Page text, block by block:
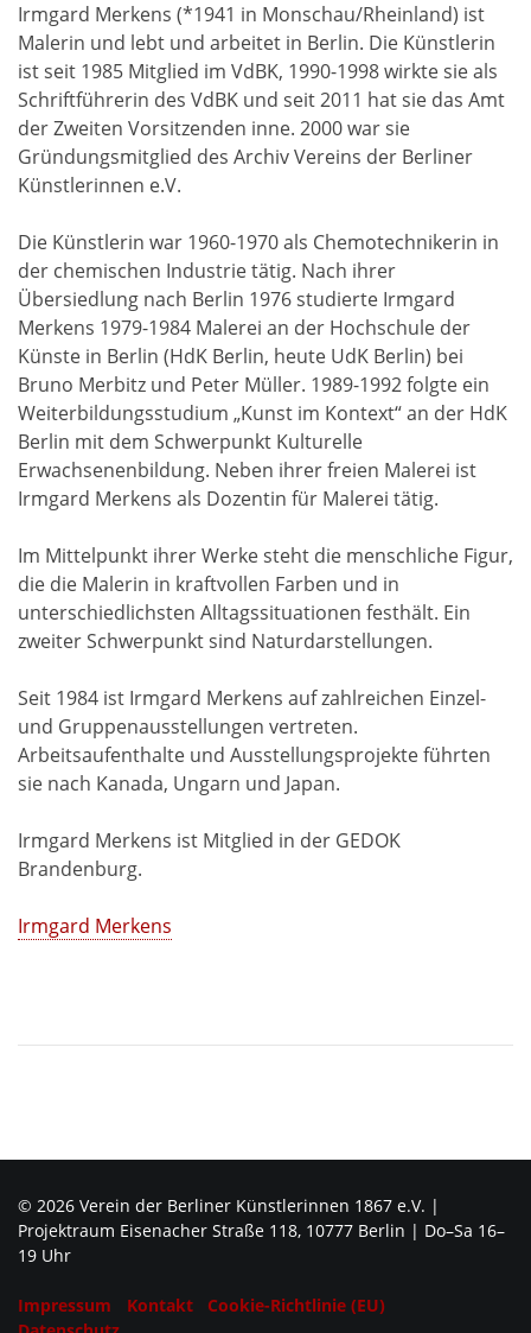
Irmgard Merkens (*1941 in Monschau/Rheinland) ist
Malerin und lebt und arbeitet in Berlin. Die Künstlerin
ist seit 1985 Mitglied im VdBK, 1990-1998 wirkte sie als
Schriftführerin des VdBK und seit 2011 hat sie das Amt
der Zweiten Vorsitzenden inne. 2000 war sie
Gründungsmitglied des Archiv Vereins der Berliner
Künstlerinnen e.V.
Die Künstlerin war 1960-1970 als Chemotechnikerin in
der chemischen Industrie tätig. Nach ihrer
Übersiedlung nach Berlin 1976 studierte Irmgard
Merkens 1979-1984 Malerei an der Hochschule der
Künste in Berlin (HdK Berlin, heute UdK Berlin) bei
Bruno Merbitz und Peter Müller. 1989-1992 folgte ein
Weiterbildungsstudium „Kunst im Kontext“ an der HdK
Berlin mit dem Schwerpunkt Kulturelle
Erwachsenenbildung. Neben ihrer freien Malerei ist
Irmgard Merkens als Dozentin für Malerei tätig.
Im Mittelpunkt ihrer Werke steht die menschliche Figur,
die die Malerin in kraftvollen Farben und in
unterschiedlichsten Alltagssituationen festhält. Ein
zweiter Schwerpunkt sind Naturdarstellungen.
Seit 1984 ist Irmgard Merkens auf zahlreichen Einzel-
und Gruppenausstellungen vertreten.
Arbeitsaufenthalte und Ausstellungsprojekte führten
sie nach Kanada, Ungarn und Japan.
Irmgard Merkens ist Mitglied in der GEDOK
Brandenburg.
Irmgard Merkens
© 2026 Verein der Berliner Künstlerinnen 1867 e.V. |
Projektraum Eisenacher Straße 118, 10777 Berlin | Do–Sa 16–
19 Uhr
Impressum Kontakt
Cookie-Richtlinie (EU)